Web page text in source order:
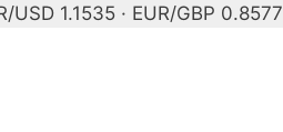
USD 1.1535 · EUR/GBP 0.8577